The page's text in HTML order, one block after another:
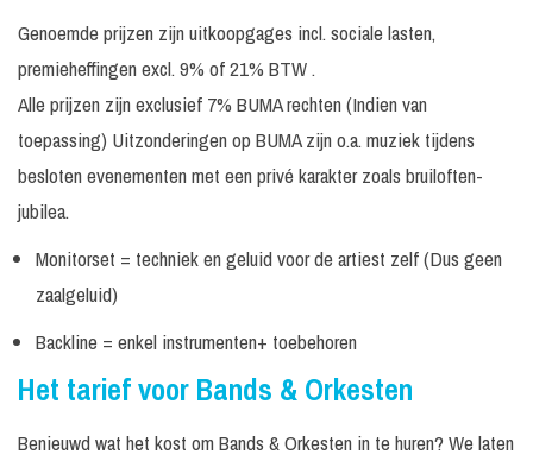
Genoemde prijzen zijn uitkoopgages incl. sociale lasten,
premieheffingen excl. 9% of 21% BTW .
Alle prijzen zijn exclusief 7% BUMA rechten (Indien van
toepassing) Uitzonderingen op BUMA zijn o.a. muziek tijdens
besloten evenementen met een privé karakter zoals bruiloften-
jubilea.
Monitorset = techniek en geluid voor de artiest zelf (Dus geen
zaalgeluid)
Backline = enkel instrumenten+ toebehoren
Het tarief voor Bands & Orkesten
Benieuwd wat het kost om Bands & Orkesten in te huren? We laten